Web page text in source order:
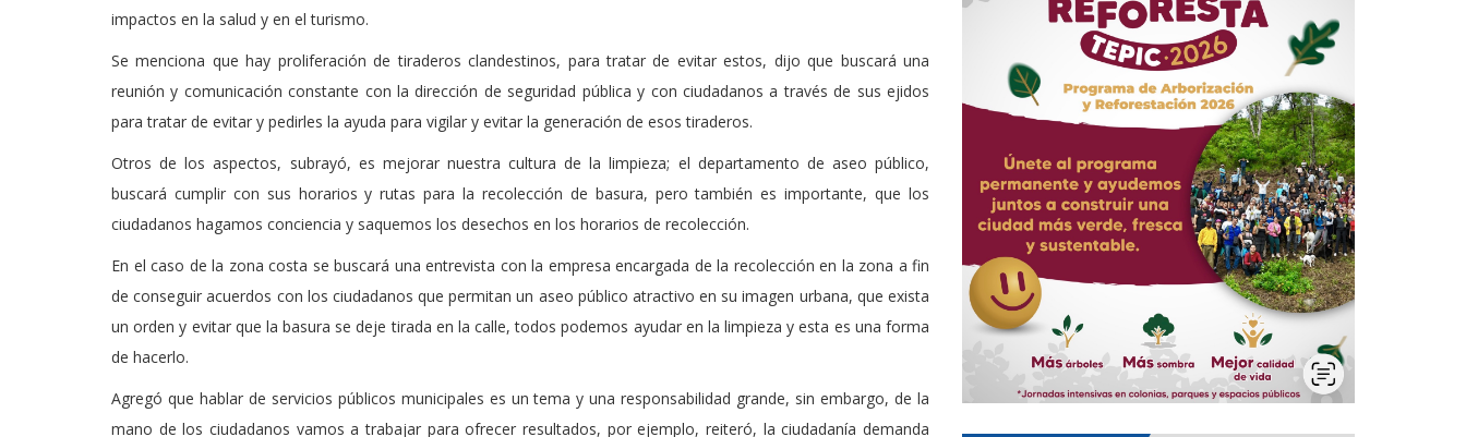
impactos en la salud y en el turismo.
Se menciona que hay proliferación de tiraderos clandestinos, para tratar de evitar estos, dijo que buscará una
reunión y comunicación constante con la dirección de seguridad pública y con ciudadanos a través de sus ejidos
para tratar de evitar y pedirles la ayuda para vigilar y evitar la generación de esos tiraderos.
Otros de los aspectos, subrayó, es mejorar nuestra cultura de la limpieza; el departamento de aseo público,
buscará cumplir con sus horarios y rutas para la recolección de basura, pero también es importante, que los
ciudadanos hagamos conciencia y saquemos los desechos en los horarios de recolección.
En el caso de la zona costa se buscará una entrevista con la empresa encargada de la recolección en la zona a fin
de conseguir acuerdos con los ciudadanos que permitan un aseo público atractivo en su imagen urbana, que exista
un orden y evitar que la basura se deje tirada en la calle, todos podemos ayudar en la limpieza y esta es una forma
de hacerlo.
Agregó que hablar de servicios públicos municipales es un tema y una responsabilidad grande, sin embargo, de la
mano de los ciudadanos vamos a trabajar para ofrecer resultados, por ejemplo, reiteró, la ciudadanía demanda